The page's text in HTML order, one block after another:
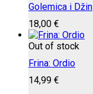
Golemica i Džin
18,00 €
Out of stock
Frina: Ordio
14,99 €